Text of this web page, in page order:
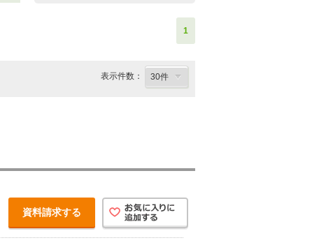
1
表示件数：
資料請求する